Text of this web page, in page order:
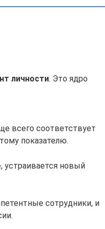
личности. Это ядро
всего соответствует
показателю.
устраивается новый
сотрудники, и